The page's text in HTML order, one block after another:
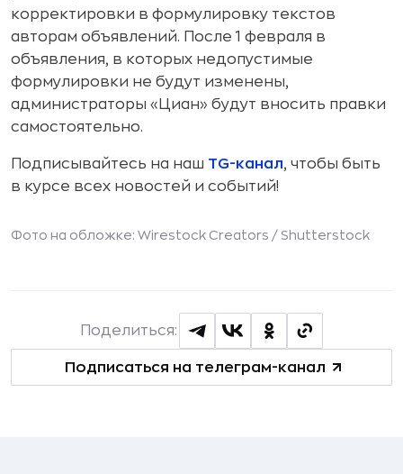
корректировки в формулировку текстов
авторам объявлений. После 1 февраля в
объявления, в которых недопустимые
формулировки не будут изменены,
администраторы «Циан» будут вносить правки
самостоятельно.
Подписывайтесь на наш TG-канал, чтобы быть
в курсе всех новостей и событий!
Фото на обложке: Wirestock Creators / Shutterstock
Подписаться на телеграм-канал
Поделиться: